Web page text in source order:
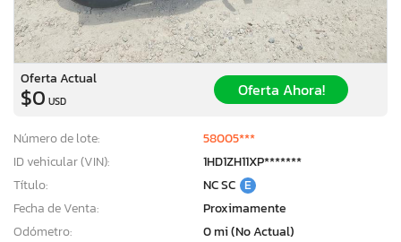
Oferta Actual
$0 USD
Oferta Ahora!
Número de lote:
58005***
ID vehicular (VIN):
1HD1ZH11XP*******
Título:
NC SC E
Fecha de Venta:
Proximamente
Odómetro:
0 mi (No Actual)